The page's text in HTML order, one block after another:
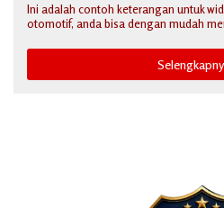
Ini adalah contoh keterangan untuk
otomotif, anda bisa dengan mudah